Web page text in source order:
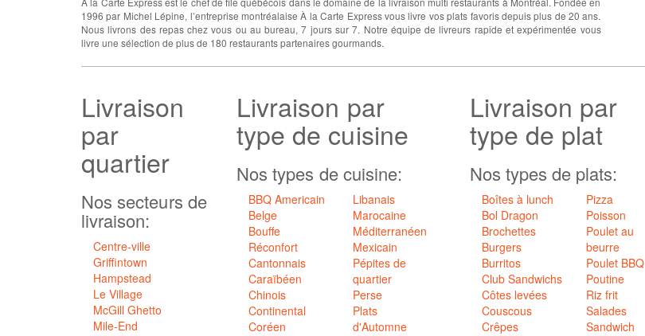
1996 par Michel Lépine, l’entreprise montréalaise À la Carte Express vous livre vos plats favoris depuis plus de 20 ans.
Nous livrons des repas chez vous ou au bureau, 7 jours sur 7. Notre équipe de livreurs rapide et expérimentée vous
livre une sélection de plus de 180 restaurants partenaires gourmands.
Livraison
par
quartier
Nos secteurs de
livraison:
Centre-ville
Griffintown
Hampstead
Le Village
McGill Ghetto
Mile-End
Livraison par
type de cuisine
Nos types de cuisine:
BBQ Americain
Belge
Bouffe
Réconfort
Cantonnais
Caraïbéen
Chinois
Continental
Coréen
Libanais
Marocaine
Méditerranéen
Mexicain
Pépites de
quartier
Perse
Plats
d'Automne
Livraison par
type de plat
Nos types de plats:
Boîtes à lunch
Bol Dragon
Brochettes
Burgers
Burritos
Club Sandwichs
Côtes levées
Couscous
Crêpes
Pizza
Poisson
Poulet au
beurre
Poulet BBQ
Poutine
Riz frit
Salades
Sandwich